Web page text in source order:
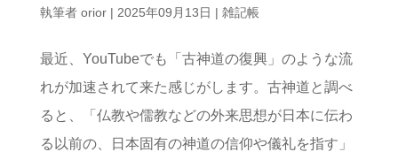
執筆者 orior| 2025年09月13日 | 雑記帳
最近、YouTubeでも「古神道の復興」のような流
れが加速されて来た感じがします。古神道と調べ
ると、「仏教や儒教などの外来思想が日本に伝わ
る以前の、日本固有の神道の信仰や儀礼を指す」